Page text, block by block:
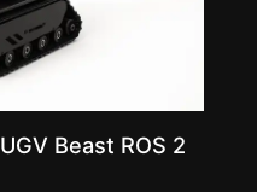
Beast ROS 2